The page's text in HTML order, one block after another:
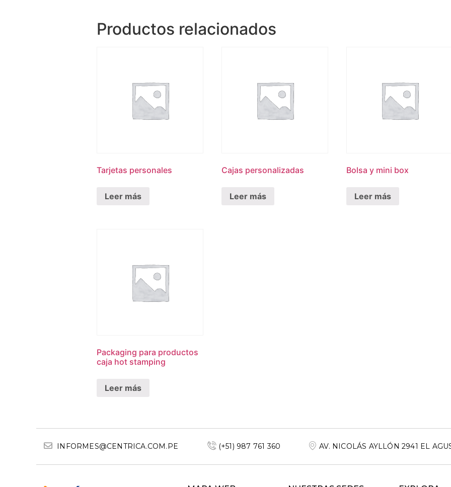
Productos relacionados
Tarjetas personales
Leer más
Cajas personalizadas
Leer más
Bolsa y mini box
Leer más
Packaging para productos
caja hot stamping
Leer más
INFORMES@CENTRICA.COM.PE (+51) 987 761 360 AV. NICOLÁS AYLLÓN 2941 EL